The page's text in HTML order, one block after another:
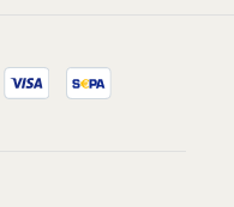
Heute ist
Zitrusfrucht
weit über 100
um kleine bis